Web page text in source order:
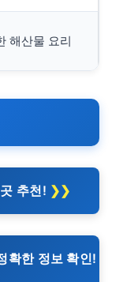
해산물 요리
추천!
확한 정보 확인!